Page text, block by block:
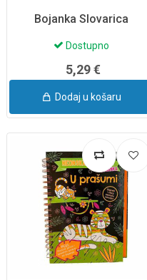
Bojanka Slovarica
Dostupno
5,29 €
Dodaj u košaru